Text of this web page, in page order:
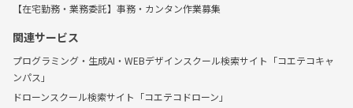
【在宅勤務・業務委託】事務・カンタン作業募集
関連サービス
プログラミング・生成AI・WEBデザインスクール検索サイト「コエテコキャ
ンパス」
ドローンスクール検索サイト「コエテコドローン」